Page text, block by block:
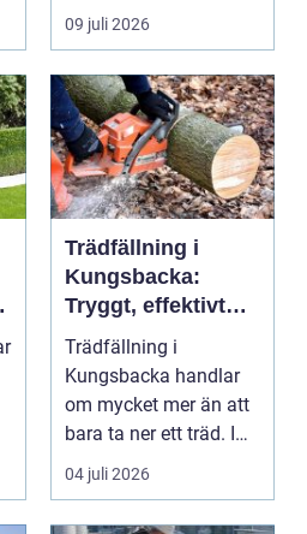
l&arin...
09 juli 2026
Trädfällning i
Kungsbacka:
Tryggt, effektivt
och med omtanke
om hela tomten
Trädfällning i
Kungsbacka handlar
om mycket mer än att
bara ta ner ett träd. I
e...
04 juli 2026